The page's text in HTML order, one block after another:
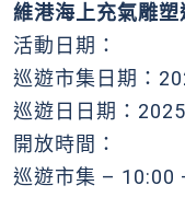
維港海上充氣雕塑
活動日期：
巡遊市集日期：
巡遊日日期：
開放時間：
巡遊市集 – 10:00